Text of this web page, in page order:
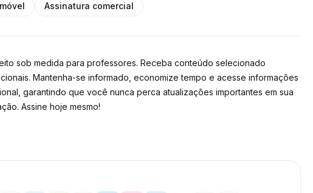
Assinatura comercial
sob medida para professores. Receba conteúdo selecionado
Mantenha-se informado, economize tempo e acesse informações
garantindo que você nunca perca atualizações importantes em sua
Assine hoje mesmo!